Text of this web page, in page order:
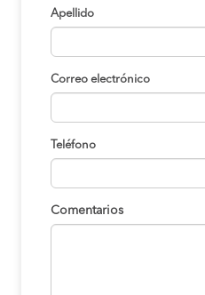
Apellido
Correo electrónico
Teléfono
Comentarios